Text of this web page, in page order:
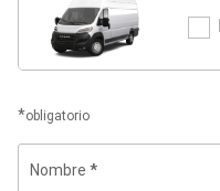
obligatorio
Nombre